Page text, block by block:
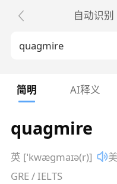
自动识别
简明 AI释义
quagmire
英 [ˈkwægmaɪə(r)]
GRE / IELTS